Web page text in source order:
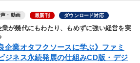
・動画 最新刊 ダウンロード対応
業が幾代にもわたり、もめずに強い経営を実
企業オタフクソースに学ぶ》ファミ
ジネス永続発展の仕組みCD版・デジ